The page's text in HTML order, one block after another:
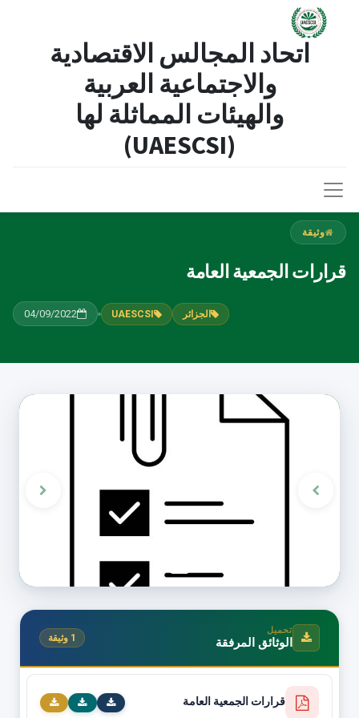
اتحاد المجالس الاقتصادية
والاجتماعية العربية
والهيئات المماثلة لها​
(UAESCSI)
وثيقة
قرارات الجمعية العامة
04/09/2022 UAESCSI الجزائر
تحميل
الوثائق المرفقة 1 وثيقة
قرارات الجمعية العامة